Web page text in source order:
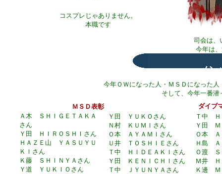
司会は、
今年は
メン
今年ＯＷになった人・ＭＳＤになった
そして、今年一番
ＭＳＤ表彰
Ａ木 ＳＨＩＧＥＴＡＫＡ
さん
Ｙ田 ＨＩＲＯＳＨＩさん
ＨＡＺＥ山 ＹＡＳＵＹＵ
ＫＩさん
Ｋ藤 ＳＨＩＮＹＡさん
Ｙ道 ＹＵＫＩＯさん
ダイブ
Ｔ中 Ｈ
Ｙ田 Ｍ
Ｏ本 Ａ
Ｈ島 Ａ
Ｏ渡 Ｓ
Ｍ井 Ｈ
Ｋ邊 Ｍ
Ｙ田 ＹＵＫＯさん
Ｎ村 ＫＵＭＩさん
Ｏ本 ＡＹＡＭＩさん
Ｕ井 ＴＯＳＨＩＥさん
Ｔ中 ＨＩＤＥＡＫＩさん
Ｙ田 ＫＥＮＩＣＨＩさん
Ｔ中 ＪＹＵＮＹＡさん
コスプレじゃありません。
本職です